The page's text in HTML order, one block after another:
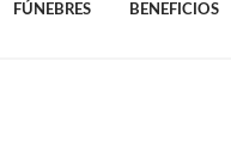
FÚNEBRES BENEFICIOS